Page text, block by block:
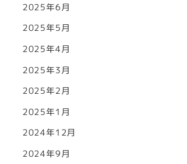
2025年6月
2025年5月
2025年4月
2025年3月
2025年2月
2025年1月
2024年12月
2024年9月